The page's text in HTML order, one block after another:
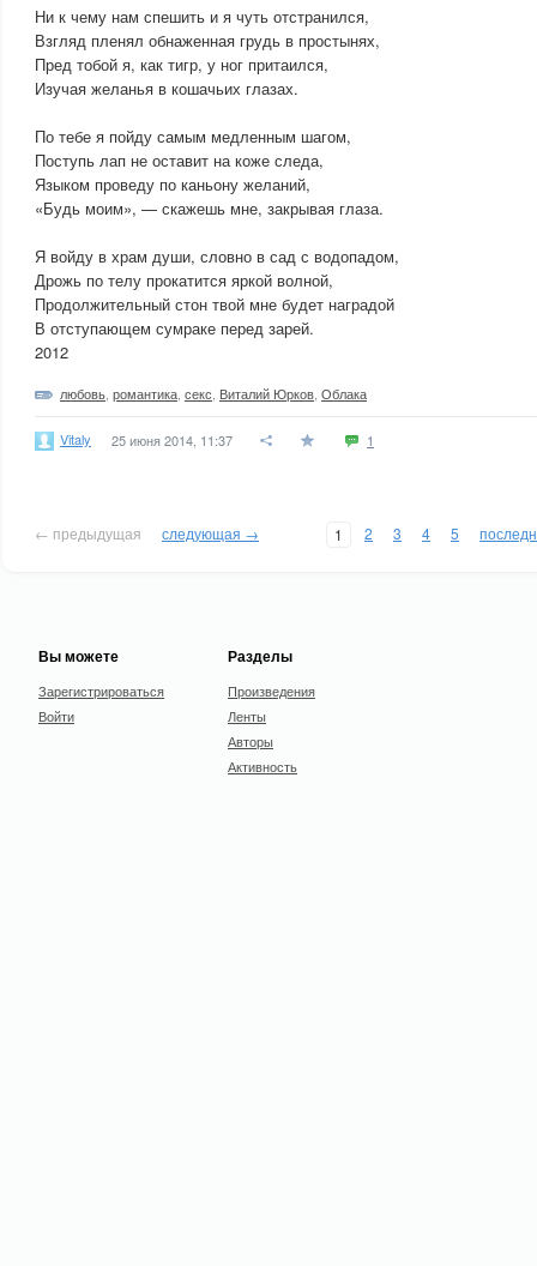
Ни к чему нам спешить и я чуть отстранился,
Взгляд пленял обнаженная грудь в простынях,
Пред тобой я, как тигр, у ног притаился,
Изучая желанья в кошачьих глазах.
По тебе я пойду самым медленным шагом,
Поступь лап не оставит на коже следа,
Языком проведу по каньону желаний,
«Будь моим», — скажешь мне, закрывая глаза.
Я войду в храм души, словно в сад с водопадом,
Дрожь по телу прокатится яркой волной,
Продолжительный стон твой мне будет наградой
В отступающем сумраке перед зарей.
2012
любовь романтика секс Виталий Юрков Облака
Vitaly 25 июня 2014, 11:37 1
← предыдущая следующая → 1 2 3 4 5
Вы можете
Зарегистрироваться
Войти
Разделы
Произведения
Ленты
Авторы
Активность